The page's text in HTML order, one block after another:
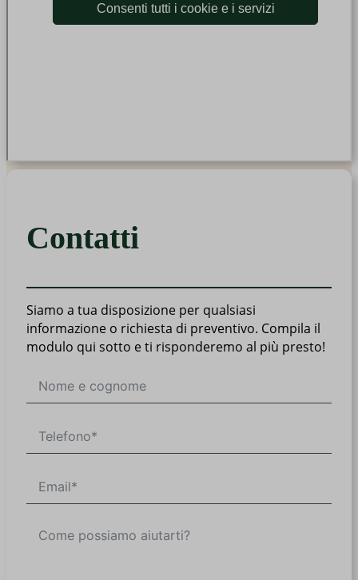
Contatti
Siamo a tua disposizione per qualsiasi
informazione o richiesta di preventivo. Compila il
modulo qui sotto e ti risponderemo al più presto!